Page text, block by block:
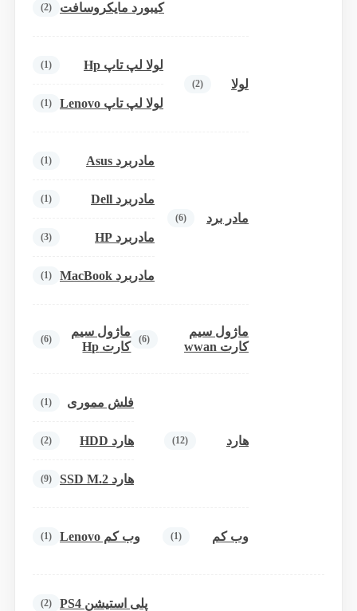
کیبورد مایکروسافت (2)
لولا (2)
لولا لپ تاپ Hp (1)
لولا لپ تاپ Lenovo (1)
مادر برد (6)
مادربرد Asus (1)
مادربرد Dell (1)
مادربرد HP (3)
مادربرد MacBook (1)
ماژول سیم
کارت wwan
(6)
ماژول سیم
کارت Hp
(6)
هارد (12)
فلش مموری (1)
هارد HDD (2)
هارد SSD M.2 (9)
وب کم (1) وب کم Lenovo (1)
پلی استیشن PS4 (2)